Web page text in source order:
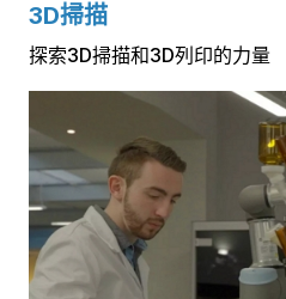
3D掃描
探索3D掃描和3D列印的力量